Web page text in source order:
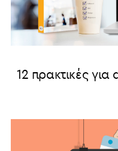
12 πρακτικές